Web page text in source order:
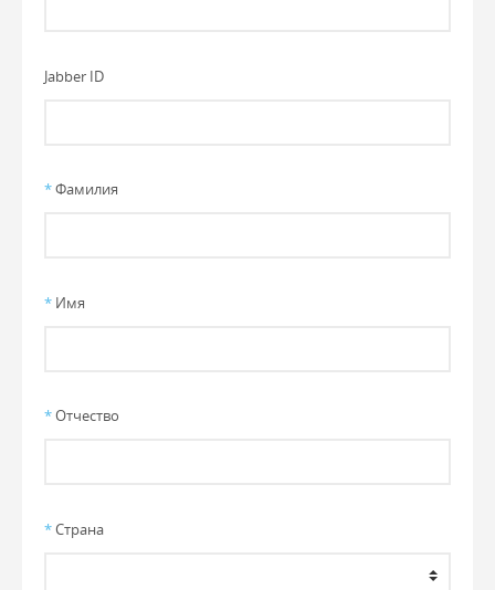
Jabber ID
*Фамилия
* Имя
*Отчество
*Страна